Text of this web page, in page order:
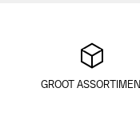
GROOT